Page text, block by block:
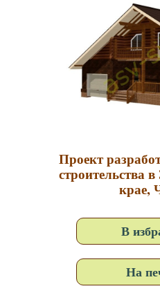
Проект
строительства
крае,
В
На